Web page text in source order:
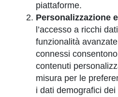
piattaforme.
Personalizzazione
l’accesso a ricchi
funzionalità
connessi
contenuti
misura per le
i dati demografici